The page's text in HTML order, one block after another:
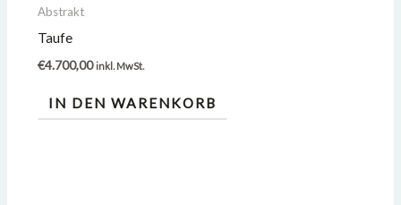
Abstrakt
Taufe
€4.700,00 inkl. MwSt.
IN DEN WARENKORB